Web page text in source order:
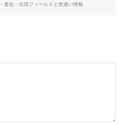
進化・出現フィールドと色違い情報